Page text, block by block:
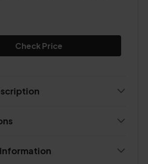
Check Price